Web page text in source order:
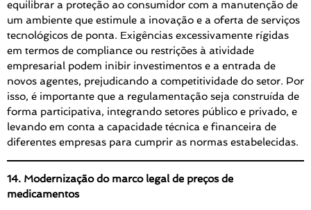
equilibrar a proteção ao consumidor com a manutenção de
um ambiente que estimule a inovação e a oferta de serviços
tecnológicos de ponta. Exigências excessivamente rígidas
em termos de compliance ou restrições à atividade
empresarial podem inibir investimentos e a entrada de
novos agentes, prejudicando a competitividade do setor. Por
isso, é importante que a regulamentação seja construída de
forma participativa, integrando setores público e privado, e
levando em conta a capacidade técnica e financeira de
diferentes empresas para cumprir as normas estabelecidas.
14. Modernização do marco legal de preços de
medicamentos